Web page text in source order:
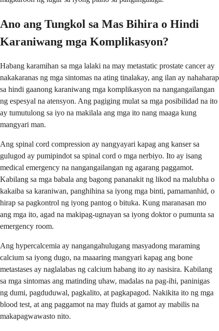
Ano ang Tungkol sa Mas Bihira o Hindi
Karaniwang mga Komplikasyon?
Habang karamihan sa mga lalaki na may metastatic prostate cancer ay
nakakaranas ng mga sintomas na ating tinalakay, ang ilan ay nahaharap
sa hindi gaanong karaniwang mga komplikasyon na nangangailangan
ng espesyal na atensyon. Ang pagiging mulat sa mga posibilidad na ito
ay tumutulong sa iyo na makilala ang mga ito nang maaga kung
mangyari man.
Ang spinal cord compression ay nangyayari kapag ang kanser sa
gulugod ay pumipindot sa spinal cord o mga nerbiyo. Ito ay isang
medical emergency na nangangailangan ng agarang paggamot.
Kabilang sa mga babala ang bagong pananakit ng likod na malubha o
kakaiba sa karaniwan, panghihina sa iyong mga binti, pamamanhid, o
hirap sa pagkontrol ng iyong pantog o bituka. Kung maranasan mo
ang mga ito, agad na makipag-ugnayan sa iyong doktor o pumunta sa
emergency room.
Ang hypercalcemia ay nangangahulugang masyadong maraming
calcium sa iyong dugo, na maaaring mangyari kapag ang bone
metastases ay naglalabas ng calcium habang ito ay nasisira. Kabilang
sa mga sintomas ang matinding uhaw, madalas na pag-ihi, paninigas
ng dumi, pagduduwal, pagkalito, at pagkapagod. Nakikita ito ng mga
blood test, at ang paggamot na may fluids at gamot ay mabilis na
makapagwawasto nito.